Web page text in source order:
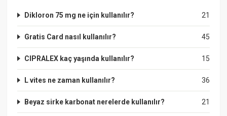
21
Dikloron 75 mg ne için kullanılır?
45
Gratis Card nasıl kullanılır?
15
CIPRALEX kaç yaşında kullanılır?
36
L vites ne zaman kullanılır?
21
Beyaz sirke karbonat nerelerde kullanılır?